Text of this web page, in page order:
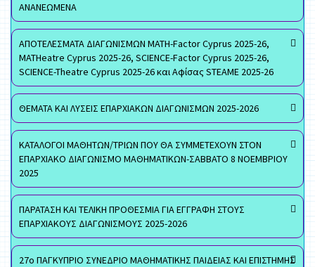
ΑΝΑΝΕΩΜΕΝΑ
ΑΠΟΤΕΛΕΣΜΑΤΑ ΔΙΑΓΩΝΙΣΜΩΝ MATH-Factor Cyprus 2025-26,
MATHeatre Cyprus 2025-26, SCIENCE-Factor Cyprus 2025-26,
SCIENCE-Theatre Cyprus 2025-26 και Αφίσας STEAME 2025-26
ΘΕΜΑΤΑ ΚΑΙ ΛΥΣΕΙΣ ΕΠΑΡΧΙΑΚΩΝ ΔΙΑΓΩΝΙΣΜΩΝ 2025-2026
ΚΑΤΑΛΟΓΟΙ ΜΑΘΗΤΩΝ/ΤΡΙΩΝ ΠΟΥ ΘΑ ΣΥΜΜΕΤΕΧΟΥΝ ΣΤΟΝ
ΕΠΑΡΧΙΑΚΟ ΔΙΑΓΩΝΙΣΜΟ ΜΑΘΗΜΑΤΙΚΩΝ-ΣΑΒΒΑΤΟ 8 ΝΟΕΜΒΡΙΟΥ
2025
ΠΑΡΑΤΑΣΗ ΚΑΙ ΤΕΛΙΚΗ ΠΡΟΘΕΣΜΙΑ ΓΙΑ ΕΓΓΡΑΦΗ ΣΤΟΥΣ
ΕΠΑΡΧΙΑΚΟΥΣ ΔΙΑΓΩΝΙΣΜΟΥΣ 2025-2026
27ο ΠΑΓΚΥΠΡΙΟ ΣΥΝΕΔΡΙΟ ΜΑΘΗΜΑΤΙΚΗΣ ΠΑΙΔΕΙΑΣ ΚΑΙ ΕΠΙΣΤΗΜΗΣ